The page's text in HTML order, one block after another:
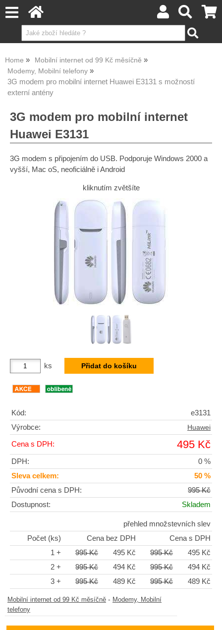
Home
Mobilní internet od 99 Kč měsíčně
Modemy, Mobilní telefony
3G modem pro mobilní internet Huawei E3131 s možností
externí antény
3G modem pro mobilní internet
Huawei E3131
3G modem s připojením do USB. Podporuje Windows 2000 a
vyšší, Mac oS, neoficiálně i Android
kliknutím zvětšíte
ks
Kód:
e3131
Výrobce:
Huawei
Cena s DPH: 495 Kč
DPH:
0 %
Sleva celkem:
50 %
Původní cena s DPH:
995 Kč
Dostupnost:
Skladem
přehled množstevních slev
Počet (ks)
Cena bez DPH
Cena s DPH
1 +
995 Kč 495 Kč 995 Kč
495 Kč
2 +
995 Kč 494 Kč 995 Kč
494 Kč
3 +
995 Kč 489 Kč 995 Kč 489 Kč
Mobilní internet od 99 Kč měsíčně - Modemy, Mobilní
telefony